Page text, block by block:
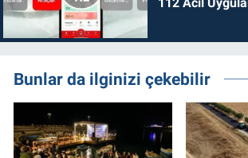
Bunlar da ilginizi çekebilir